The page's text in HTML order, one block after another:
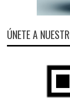
ÚNETE A